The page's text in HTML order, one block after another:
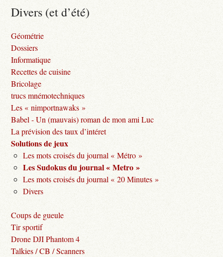
Divers (et d’été)
Géométrie
Dossiers
Informatique
Recettes de cuisine
Bricolage
trucs mnémotechniques
Les « nimportnawaks »
Babel - Un (mauvais) roman de mon ami Luc
La prévision des taux d’intéret
Solutions de jeux
Les mots croisés du journal « Métro »
Les Sudokus du journal « Metro »
Les mots croisés du journal « 20 Minutes »
Divers
Coups de gueule
Tir sportif
Drone DJI Phantom 4
Talkies / CB / Scanners